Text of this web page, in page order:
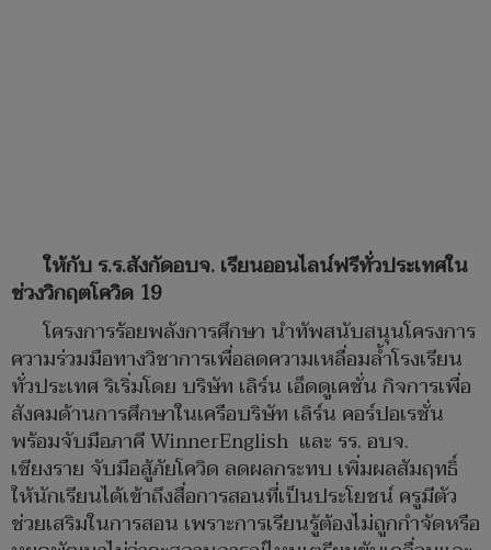
ให้กับ ร.ร.สังกัดอบจ. เรียนออนไลน์ฟรีทั่วประเทศใน
ช่วงวิกฤตโควิด 19
โครงการร้อยพลังการศึกษา นำทัพสนับสนุนโครงการ
ความร่วมมือทางวิชาการเพื่อลดความเหลื่อมล้ำโรงเรียน
ทั่วประเทศ ริเริ่มโดย บริษัท เลิร์น เอ็ดดูเคชั่น กิจการเพื่อ
สังคมด้านการศึกษาในเครือบริษัท เลิร์น คอร์ปอเรชั่น
พร้อมจับมือภาคี WinnerEnglish และ รร. อบจ.
เชียงราย จับมือสู้ภัยโควิด ลดผลกระทบ เพิ่มผลสัมฤทธิ์
ให้นักเรียนได้เข้าถึงสื่อการสอนที่เป็นประโยชน์ ครูมีตัว
ช่วยเสริมในการสอน เพราะการเรียนรู้ต้องไม่ถูกกำจัดหรือ